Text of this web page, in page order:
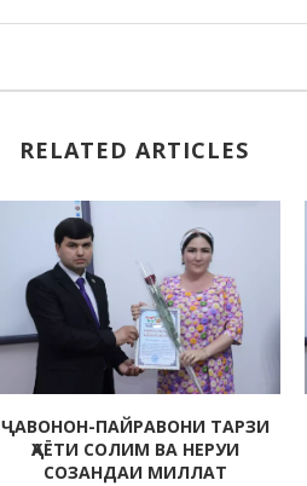
RELATED ARTICLES
ҶАВОНОН-ПАЙРАВОНИ ТАРЗИ
ҲАЁТИ СОЛИМ ВА НЕРУИ
СОЗАНДАИ МИЛЛАТ